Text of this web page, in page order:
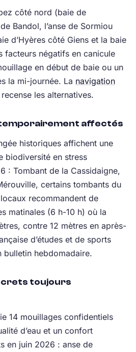
côté nord (baie de
Bandol, l’anse de Sormiou
d’Hyères côté Giens et la baie
facteurs négatifs en canicule
en début de baie ou un
la mi-journée. La navigation
recense les alternatives.
affectés
historiques affichent une
biodiversité en stress
: Tombant de la Cassidaigne,
certains tombants du
recommandent de
matinales (6 h-10 h) où la
contre 12 mètres en après-
d’études et de sports
bulletin hebdomadaire.
toujours
14 mouillages confidentiels
d’eau et un confort
en juin 2026 : anse de